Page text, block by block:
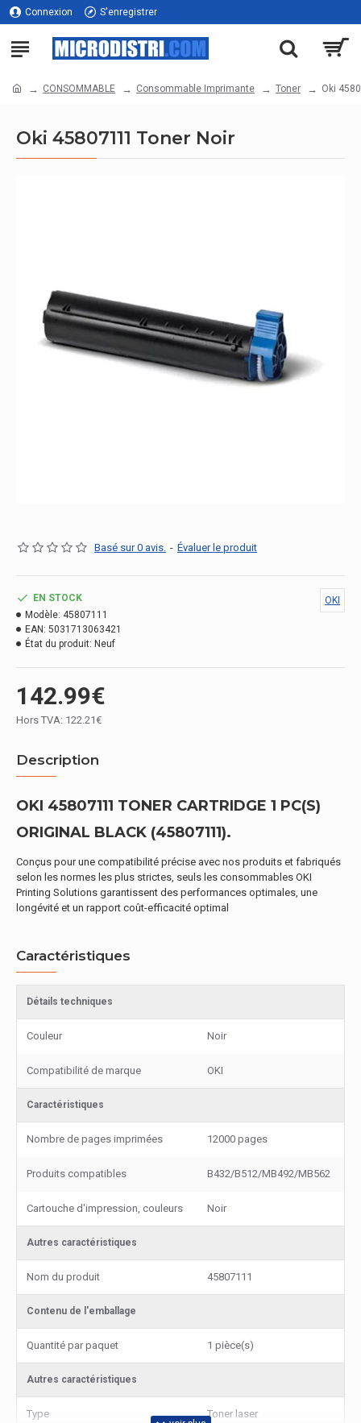
Connexion S'enregistrer
CONSOMMABLE Consommable Imprimante Toner Oki
Oki 45807111 Toner Noir
Basé sur 0 avis. - Évaluer le produit
142.99€
Hors TVA: 122.21€
EN STOCK
Modèle: 45807111
EAN: 5031713063421
État du produit: Neuf
OKI
Description
OKI 45807111 TONER CARTRIDGE 1 PC(S)
ORIGINAL BLACK (45807111).
Conçus pour une compatibilité précise avec nos produits et fabriqués
selon les normes les plus strictes, seuls les consommables OKI
Printing Solutions garantissent des performances optimales, une
longévité et un rapport coût-efficacité optimal
Caractéristiques
Détails techniques
Couleur Noir
Compatibilité de marque OKI
Caractéristiques
Nombre de pages imprimées 12000 pages
Produits compatibles B432/B512/MB492/MB562
Cartouche d'impression, couleurs Noir
Autres caractéristiques
Nom du produit 45807111
Contenu de l'emballage
Quantité par paquet 1 pièce(s)
Autres caractéristiques
Type Toner laser